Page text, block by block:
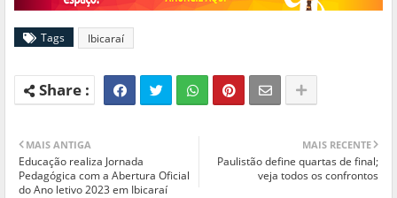
Tags Ibicaraí
MAIS RECENTE
Paulistão define quartas de final;
veja todos os confrontos
MAIS ANTIGA
Educação realiza Jornada
Pedagógica com a Abertura Oficial
do Ano letivo 2023 em Ibicaraí